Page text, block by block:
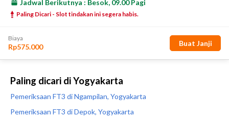
Paling dicari di Yogyakarta
Pemeriksaan FT3 di Ngampilan, Yogyakarta
Pemeriksaan FT3 di Depok, Yogyakarta